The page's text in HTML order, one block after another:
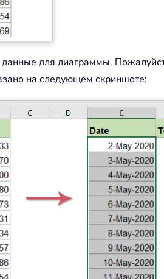
для диаграммы.
на следующем скриншоте: